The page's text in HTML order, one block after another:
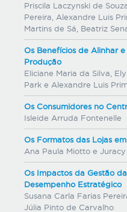
Priscila Laczynski de
Pereira, Alexandre Luis
Martins de Sá, Beatriz
Os Benefícios de Alinhar
Produção
Eliciane Maria da Silva,
Park e Alexandre Luis
Os Consumidores no
Isleide Arruda Fontenelle
Os Formatos das Lojas
Ana Paula Miotto e
Os Impactos da Gestão
Desempenho Estratégico
Susana Carla Farias
Júlia Pinto de Carvalho